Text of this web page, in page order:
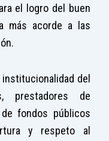
el logro del buen
más acorde a las
del
prestadores de
fondos públicos
y respeto al